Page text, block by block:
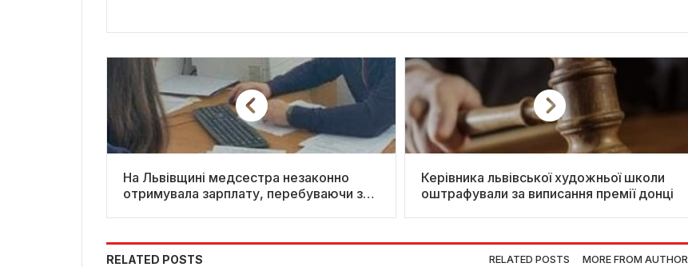
На Львівщині медсестра незаконно
отримувала зарплату, перебуваючи за
Керівника львівської художньої школи
оштрафували за виписання премії донці
RELATED POSTS RELATED POSTS MORE FROM AUTHOR